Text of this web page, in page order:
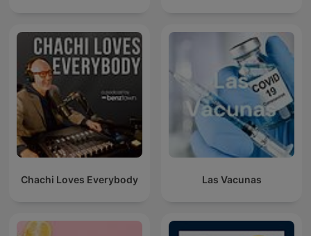
Chachi Loves Everybody Las Vacunas